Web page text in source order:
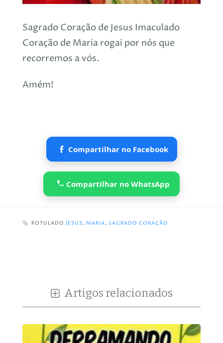
Sagrado Coração de Jesus Imaculado
Coração de Maria rogai por nós que
recorremos a vós.
Amém!
Compartilhar no Facebook
Compartilhar no WhatsApp
ROTULADO JESUS, MARIA, SAGRADO CORAÇÃO
Artigos relacionados